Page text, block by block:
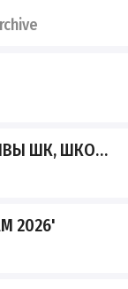
В НЕОГРАНИЧЕННОМ ДОСТУПЕ.
2026'